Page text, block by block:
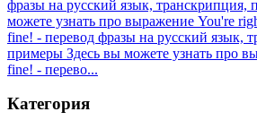
фразы на русский язык, транскрипция,
можете узнать про выражение You're
fine! - перевод фразы на русский язык,
примеры Здесь вы можете узнать про
fine! - перево...
Категория